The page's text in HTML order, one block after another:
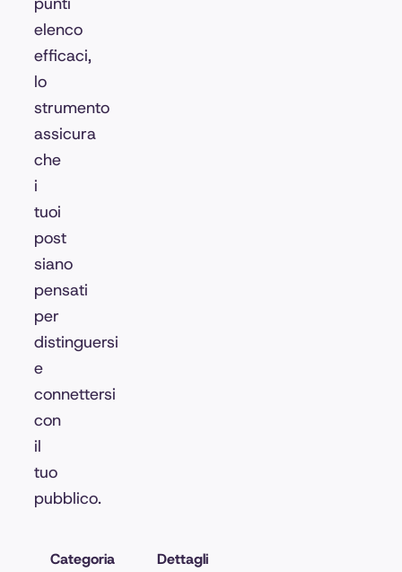
elenco
efficaci,
lo
strumento
assicura
che
i
tuoi
post
siano
pensati
per
distinguersi
e
connettersi
con
il
tuo
pubblico.
Categoria Dettagli